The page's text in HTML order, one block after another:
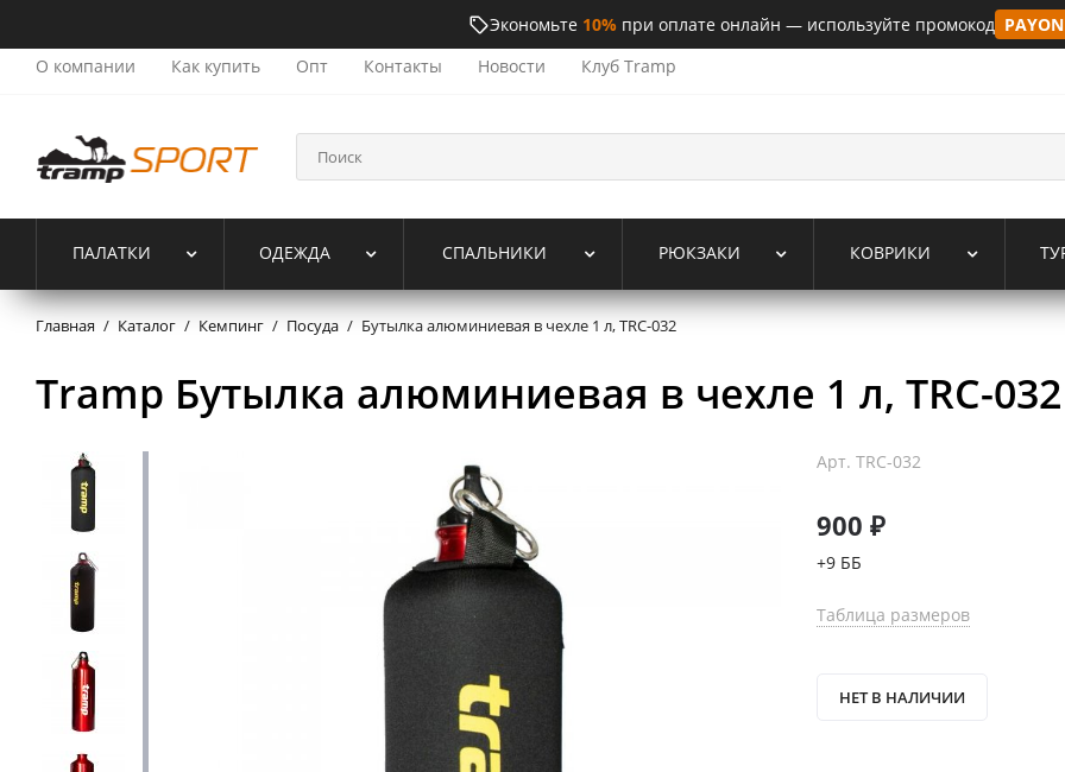
Экономьте 10%при оплате онлайн — используйте промокод
О компании
Как купить Опт Контакты Новости Клуб Tramp
ПАЛАТКИ ОДЕЖДА СПАЛЬНИКИ РЮКЗАКИ КОВРИКИ
Главная / Каталог / Кемпинг / Посуда / Бутылка алюминиевая в чехле 1 л, TRC-032
Tramp Бутылка алюминиевая в чехле 1 л, TRC-032
Арт. TRC-032
900 ₽
+9 ББ
Таблица размеров
НЕТ В НАЛИЧИИ